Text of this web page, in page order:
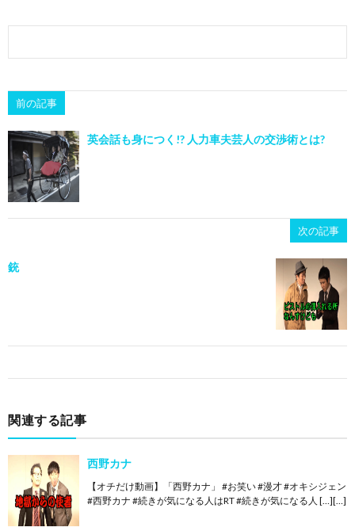
前の記事
英会話も身につく!? 人力車夫芸人の交渉術とは?
次の記事
銃
関連する記事
西野カナ
【オチだけ動画】「西野カナ」 #お笑い #漫才 #オキシジェン
#西野カナ #続きが気になる人はRT #続きが気になる人 […][…]